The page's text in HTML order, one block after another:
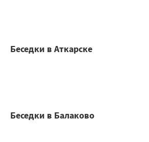
Беседки в Аткарске
Беседки в Балаково